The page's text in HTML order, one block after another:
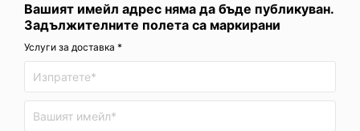
Вашият имейл адрес няма да бъде публикуван.
Задължителните полета са маркирани
Услуги за доставка *